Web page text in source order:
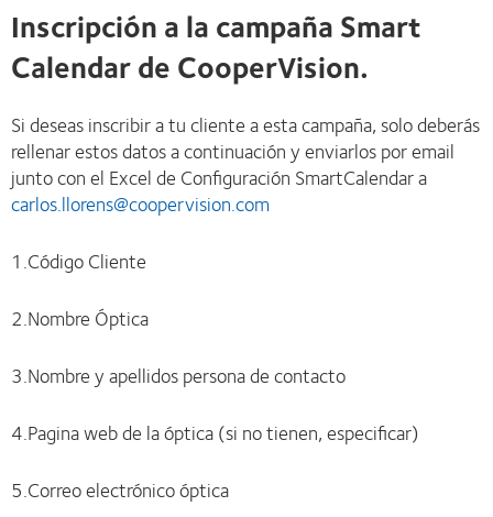
Inscripción a la campaña Smart
Calendar de CooperVision.
Si deseas inscribir a tu cliente a esta campaña, solo deberás
rellenar estos datos a continuación y enviarlos por email
junto con el Excel de Configuración SmartCalendar a
carlos.llorens@coopervision.com
1.Código Cliente
2.Nombre Óptica
3.Nombre y apellidos persona de contacto
4.Pagina web de la óptica (si no tienen, especificar)
5.Correo electrónico óptica